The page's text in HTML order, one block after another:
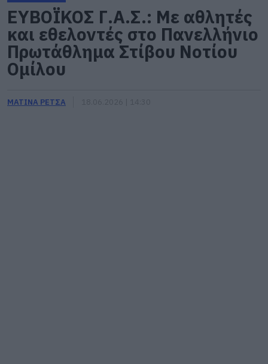
ΕΥΒΟΪΚΟΣ Γ.Α.Σ.: Με αθλητές
και εθελοντές στο Πανελλήνιο
Πρωτάθλημα Στίβου Νοτίου
Ομίλου
ΜΑΤΙΝΑ ΡΕΤΣΑ